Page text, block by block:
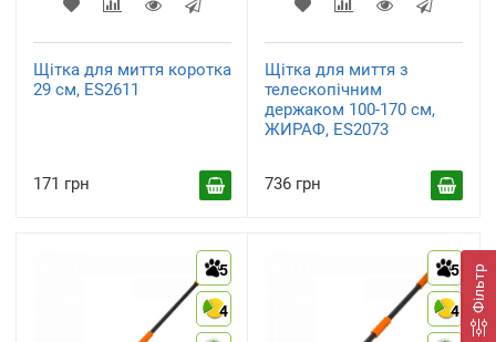
Фільтр
Щітка для миття коротка
29 см, ES2611
171 грн
Щітка для миття з
телескопічним
держаком 100-170 см,
ЖИРАФ, ES2073
736 грн
5
4
5
4